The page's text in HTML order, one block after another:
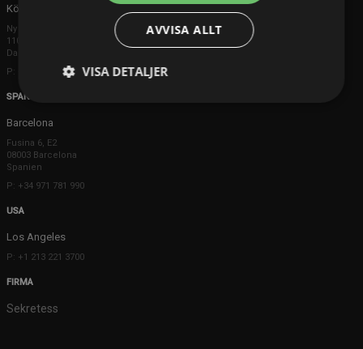
Köpenhamn
Ny Østergade 20
1101 København K
Danmark
P: +45 3698 8480
SPANIEN
Barcelona
Fusina 6, E2
08003 Barcelona
Spanien
P: +34 971 781 990
USA
Los Angeles
P: +1 213 221 3700
FIRMA
Sekretess
AVVISA ALLT
VISA DETALJER